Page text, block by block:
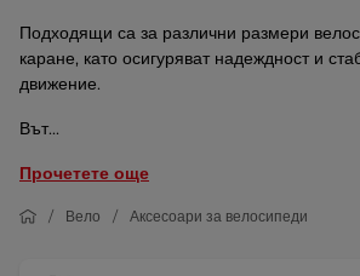
Подходящи са за различни размери
каране, като осигуряват надеждност и
движение.
Вът...
Прочетете още
Вело Аксесоари за велосипеди